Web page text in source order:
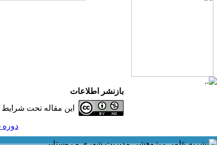
بازنشر اطلاعات
این مقاله تحت شرایط
دوره 15، شماره 43 و ضميمه - ( ضميمه لاتين 1395 )